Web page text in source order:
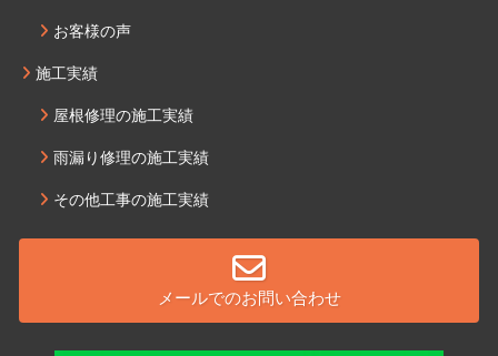
お客様の声
施工実績
屋根修理の施工実績
雨漏り修理の施工実績
その他工事の施工実績
メールでのお問い合わせ